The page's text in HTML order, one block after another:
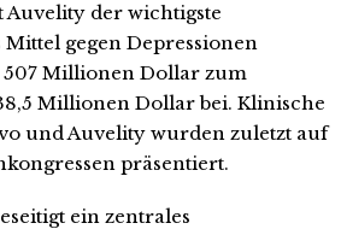
Auvelity der wichtigste
Mittel gegen Depressionen
Millionen Dollar zum
Millionen Dollar bei. Klinische
und Auvelity wurden zuletzt auf
präsentiert.
ein zentrales